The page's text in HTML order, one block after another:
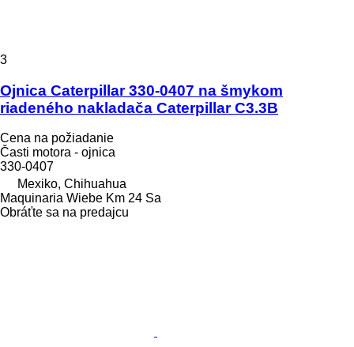
3
Ojnica Caterpillar 330-0407 na šmykom
riadeného nakladača Caterpillar C3.3B
Cena na požiadanie
Časti motora - ojnica
330-0407
Mexiko, Chihuahua
Maquinaria Wiebe Km 24 Sa
Obráťte sa na predajcu